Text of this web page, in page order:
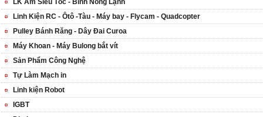
LK Ấm Siêu Tốc - Bình Nóng Lạnh
Linh Kiện RC - Ôtô -Tàu - Máy bay - Flycam - Quadcopter
Pulley Bánh Răng - Dây Đai Curoa
Máy Khoan - Máy Bulong bắt vít
Sản Phẩm Công Nghệ
Tự Làm Mạch in
Linh kiện Robot
IGBT